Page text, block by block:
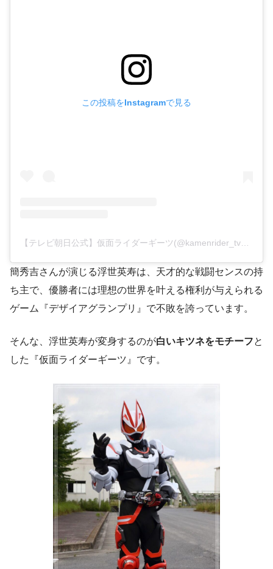
この投稿をInstagramで見る
簡秀吉さんが演じる浮世英寿は、天才的な戦闘センスの持
ち主で、優勝者には理想の世界を叶える権利が与えられる
ゲーム『デザイアグランプリ』で不敗を誇っています。
そんな、浮世英寿が変身するのが白いキツネをモチーフと
した『仮面ライダーギーツ』です。